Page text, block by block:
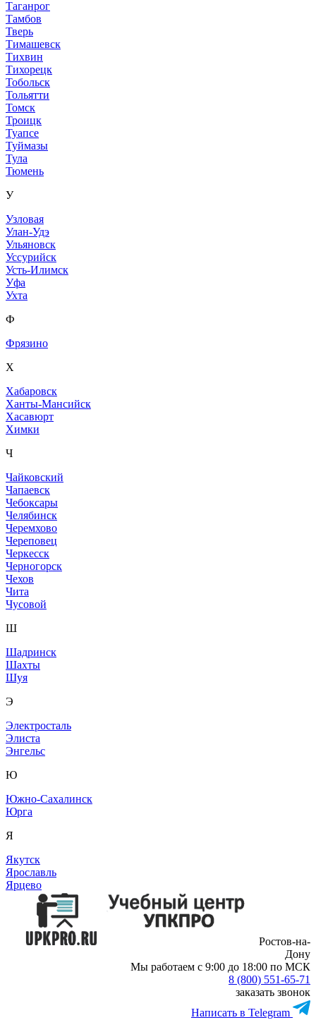
Таганрог
Тамбов
Тверь
Тимашевск
Тихвин
Тихорецк
Тобольск
Тольятти
Томск
Троицк
Туапсе
Туймазы
Тула
Тюмень
У
Узловая
Улан-Удэ
Ульяновск
Уссурийск
Усть-Илимск
Уфа
Ухта
Ф
Фрязино
Х
Хабаровск
Ханты-Мансийск
Хасавюрт
Химки
Ч
Чайковский
Чапаевск
Чебоксары
Челябинск
Черемхово
Череповец
Черкесск
Черногорск
Чехов
Чита
Чусовой
Ш
Шадринск
Шахты
Шуя
Э
Электросталь
Элиста
Энгельс
Ю
Южно-Сахалинск
Юрга
Я
Якутск
Ярославль
Ярцево
Ростов-на-
Дону
Мы работаем с 9:00 до 18:00 по МСК
8 (800) 551-65-71
заказать звонок
Написать в Telegram